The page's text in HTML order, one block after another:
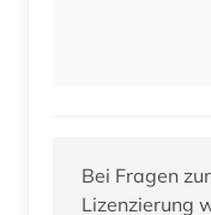
Bei Fragen
Lizenzierung